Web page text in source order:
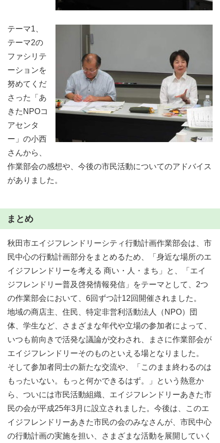
テーマ1、
テーマ2の
ファシリテ
ーションを
努めてくだ
さった「あ
きたNPOコ
アセンタ
ー」の小西
さんから、
作業部会の感想や、今後の市民活動についてのアドバイス
がありました。
まとめ
秋田市エイジフレンドリーシティ行動計画作業部会は、市
民中心の行動計画部分をまとめるため、「身近な場所のエ
イジフレンドリーを考える 商い・人・まち」と、「エイ
ジフレンドリー普及啓発情報発信」をテーマとして、2つ
の作業部会において、6回ずつ計12回開催されました。
地域の商店主、住民、特定非営利活動法人（NPO）団
体、学生など、さまざまな年代や立場の参加者によって、
いつも前向きで活発な議論が交わされ、まさに作業部会が
エイジフレンドリーそのものといえる場となりました。
そして参加者同士の新たな交流や、「このまま終わるのは
もったいない。もっと何かできるはず。」という熱意か
ら、ついには市民活動組織、エイジフレンドリーあきた市
民の会が平成25年3月に設立されました。今後は、このエ
イジフレンドリーあきた市民の会のみなさんが、市民中心
の行動計画の実施を担い、さまざまな活動を展開していく